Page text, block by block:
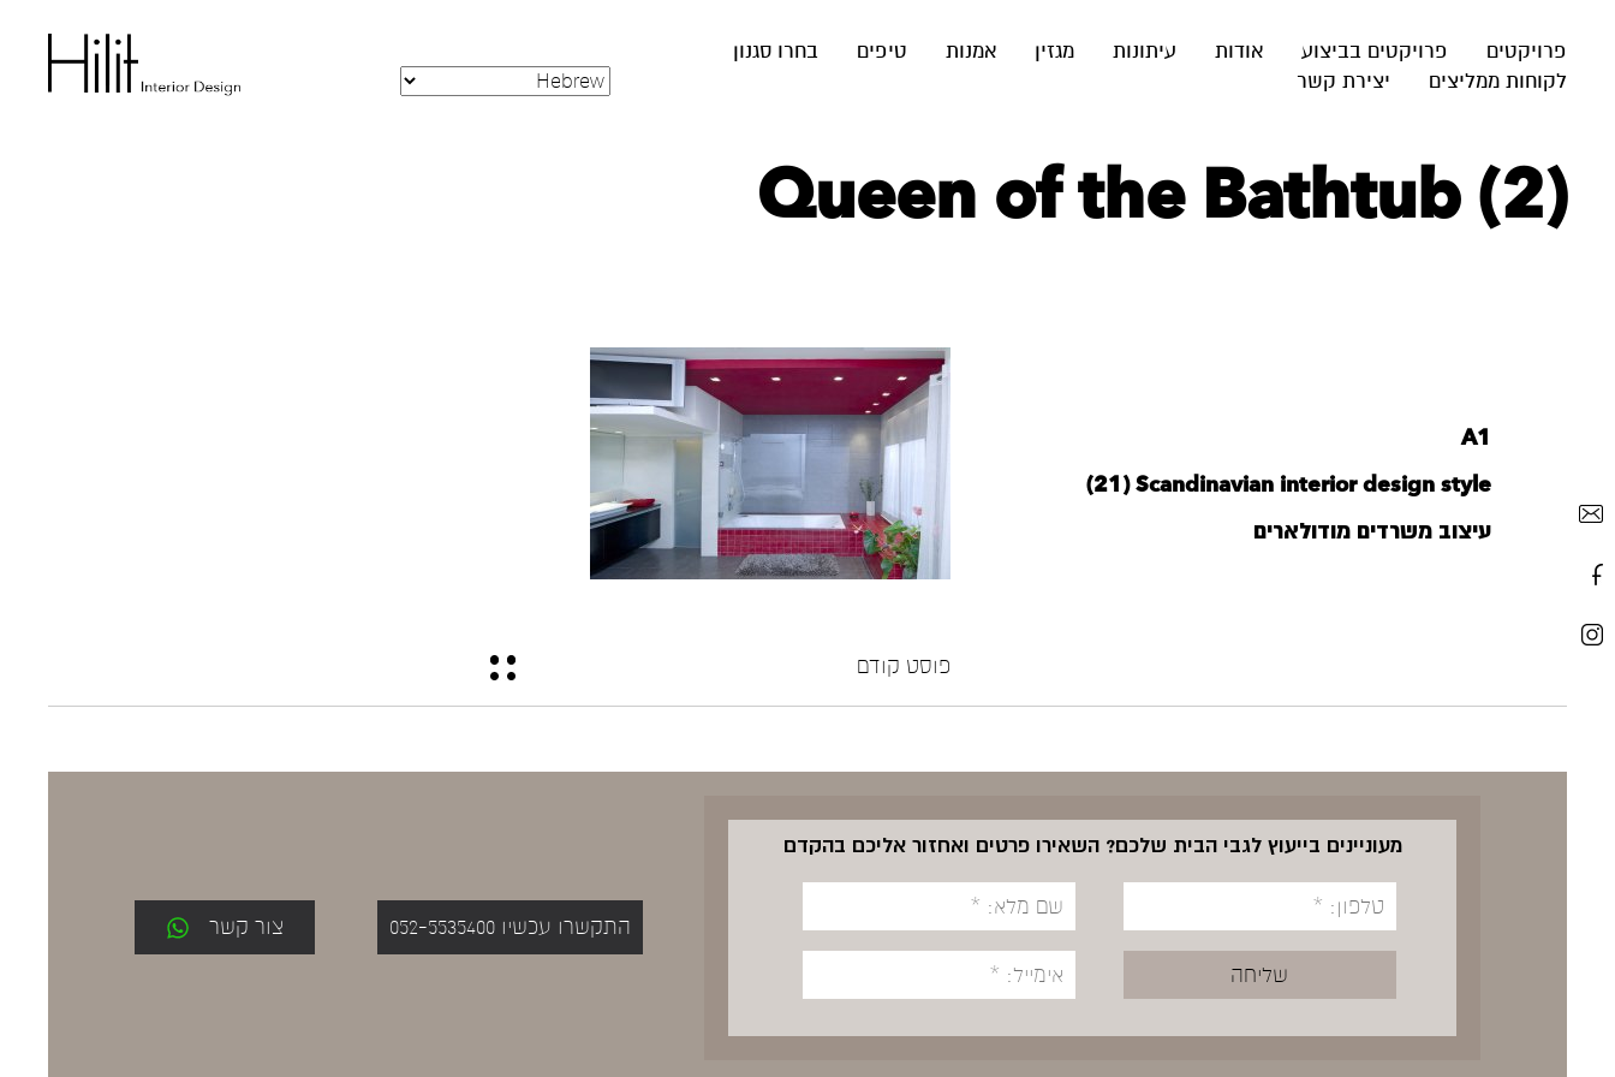
פרויקטים פרויקטים בביצוע אודות עיתונות מגזין אמנות טיפים
בחרו סגנון
לקוחות ממליצים
יצירת קשר
Queen of the Bathtub (2)
A1
‪Scandinavian interior design style‬‏ (21)
עיצוב משרדים מודולארים
פוסט קודם
מעוניינים בייעוץ לגבי הבית שלכם? השאירו פרטים ואחזור אליכם בהקדם
התקשרו עכשיו 052-5535400 צור קשר